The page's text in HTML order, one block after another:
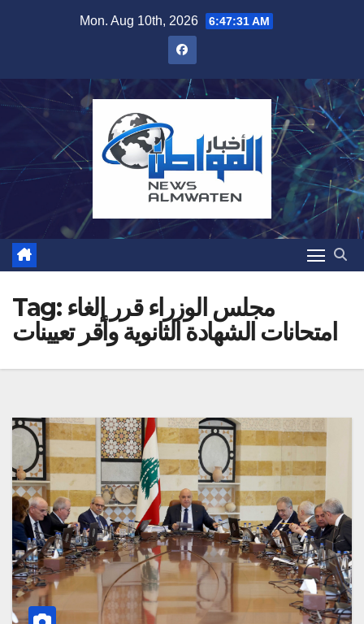
Mon. Aug 10th, 2026 6:47:32 AM
Tag: مجلس الوزراء قرر إلغاء
امتحانات الشهادة الثانوية وأقر تعيينات